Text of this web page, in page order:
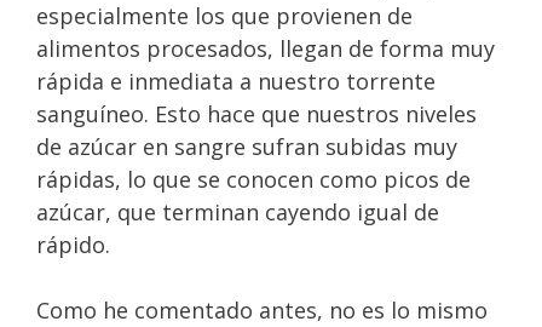
especialmente los que provienen de
alimentos procesados, llegan de forma muy
rápida e inmediata a nuestro torrente
sanguíneo. Esto hace que nuestros niveles
de azúcar en sangre sufran subidas muy
rápidas, lo que se conocen como picos de
azúcar, que terminan cayendo igual de
rápido.
Como he comentado antes, no es lo mismo